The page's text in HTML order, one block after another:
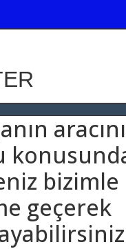
bizimle
geçerek